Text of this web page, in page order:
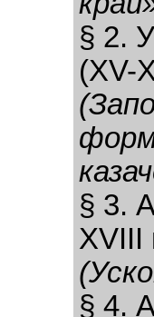
§ 2.
(ХV-
§ 3.
ХVIII
§ 4.